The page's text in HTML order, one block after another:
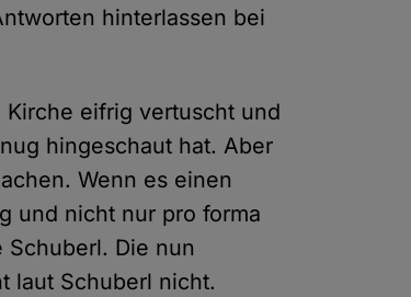
hinterlassen bei
Kirche eifrig vertuscht und
hingeschaut hat. Aber
Wenn es einen
und nicht nur pro forma
Schuberl. Die nun
laut Schuberl nicht.